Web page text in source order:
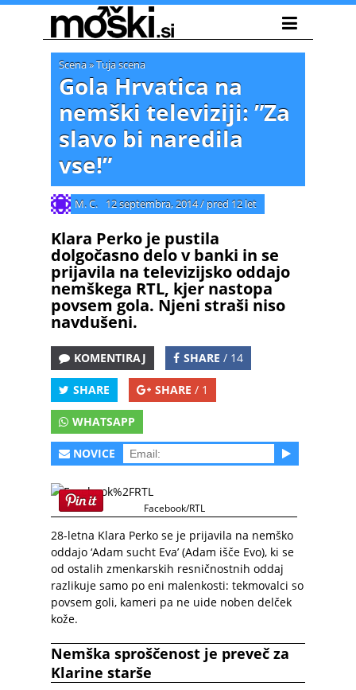
Scena»Tuja scena
Gola Hrvatica na
nemški televiziji: ”Za
slavo bi naredila
vse!”
M. C. 12 septembra, 2014/ pred 12 let
Klara Perko je pustila
dolgočasno delo v banki in se
prijavila na televizijsko oddajo
nemškega RTL, kjer nastopa
povsem gola. Njeni straši niso
navdušeni.
KOMENTIRAJ SHARE / 14
SHARE SHARE / 1
WHATSAPP
NOVICE
Facebook/RTL
28-letna Klara Perko se je prijavila na nemško
oddajo ‘Adam sucht Eva’ (Adam išče Evo), ki se
od ostalih zmenkarskih resničnostnih oddaj
razlikuje samo po eni malenkosti: tekmovalci so
povsem goli, kameri pa ne uide noben delček
kože.
Nemška sproščenost je preveč za
Klarine starše